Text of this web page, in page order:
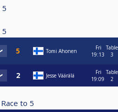
5
5
Tomi Ahonen
Fri
19:13
Table
3
Jesse Väärälä
Fri
19:09
Table
2
Race to 5